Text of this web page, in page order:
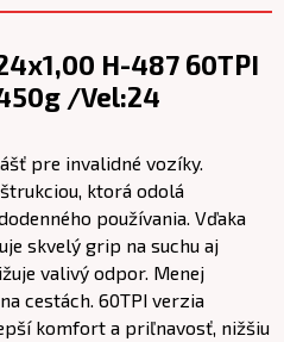
H-487 60TPI
/Vel:24
pre invalidné vozíky.
ktorá odolá
používania. Vďaka
skvelý grip na suchu aj
valivý odpor. Menej
cestách. 60TPI verzia
komfort a priľnavosť, nižšiu